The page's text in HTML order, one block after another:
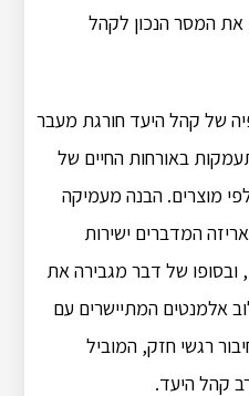
המסר הנכון לקהל
של קהל היעד חורגת מעבר
באורחות החיים של
מוצרים.הבנה מעמיקה
המדברים ישירות
ובסופו של דבר מגבירה את
אלמנטים המתיישרים עם
רגשי חזק, המוביל
קהל היעד.